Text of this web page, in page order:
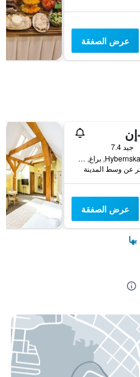
عرض الصفقة
جيد 7.4
Hybernska 1014/13, براغ, Prague Region, جمهورية التشيك
عرض الصفقة